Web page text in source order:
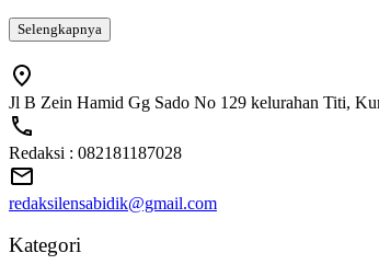
Selengkapnya
Jl B Zein Hamid Gg Sado No 129 kelurahan Titi,
Redaksi : 082181187028
redaksilensabidik@gmail.com
Kategori